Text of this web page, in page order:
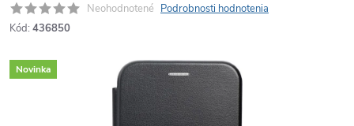
Neohodnotené Podrobnosti hodnotenia
Kód: 436850
Novinka